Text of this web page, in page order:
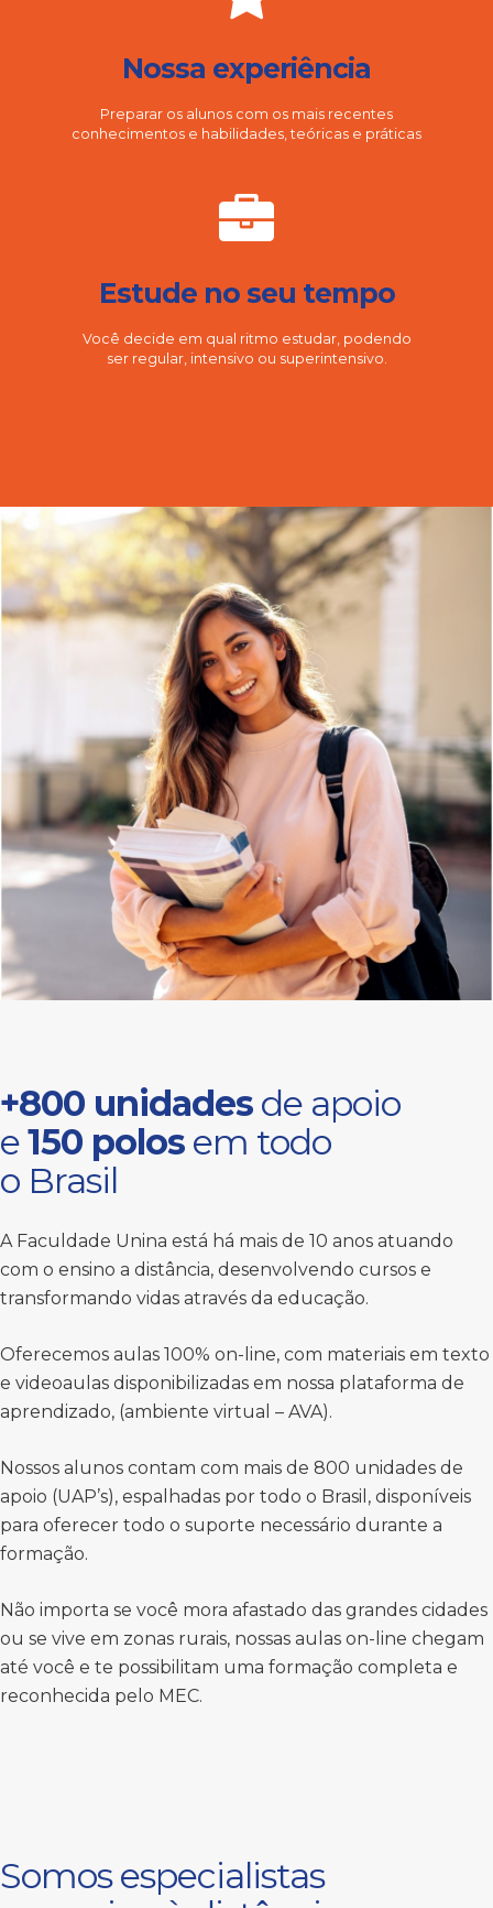
Nossa experiência
Preparar os alunos com os mais recentes
conhecimentos e habilidades, teóricas e práticas
Estude no seu tempo
Você decide em qual ritmo estudar, podendo
ser regular, intensivo ou superintensivo.
+800 unidades de apoio
e150 polos em todo
o Brasil
A Faculdade Unina está há mais de 10 anos atuando
com o ensino a distância, desenvolvendo cursos e
transformando vidas através da educação.
Oferecemos aulas 100% on-line, com materiais em texto
e videoaulas disponibilizadas em nossa plataforma de
aprendizado, (ambiente virtual – AVA).
Nossos alunos contam com mais de 800 unidades de
apoio (UAP’s), espalhadas por todo o Brasil, disponíveis
para oferecer todo o suporte necessário durante a
formação.
Não importa se você mora afastado das grandes cidades
ou se vive em zonas rurais, nossas aulas on-line chegam
até você e te possibilitam uma formação completa e
reconhecida pelo MEC.
Somos especialistas